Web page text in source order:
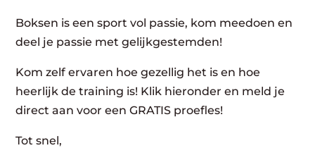
Boksen is een sport vol passie, kom meedoen en
deel je passie met gelijkgestemden!
Kom zelf ervaren hoe gezellig het is en hoe
heerlijk de training is! Klik hieronder en meld je
direct aan voor een GRATIS proefles!
Tot snel,